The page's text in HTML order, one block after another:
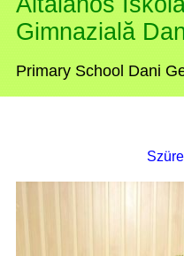
Gimnazială
Primary School Dani